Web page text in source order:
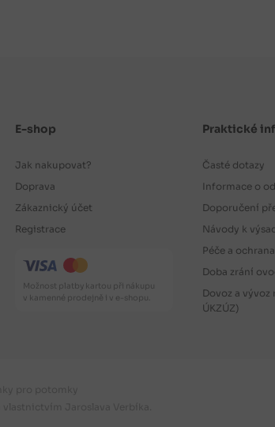
E-shop
Jak nakupovat?
Doprava
Zákaznický účet
Registrace
Možnost platby kartou při nákupu
v kamenné prodejně i v e-shopu.
Praktické
Časté dotazy
Informace o
Doporučení
Návody k
Péče a
Doba zrání
Dovoz a vývoz
ÚKZÚZ)